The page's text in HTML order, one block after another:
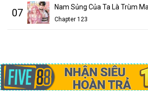
07 Nam Sủng Của Ta Là Trùm
Chapter 123